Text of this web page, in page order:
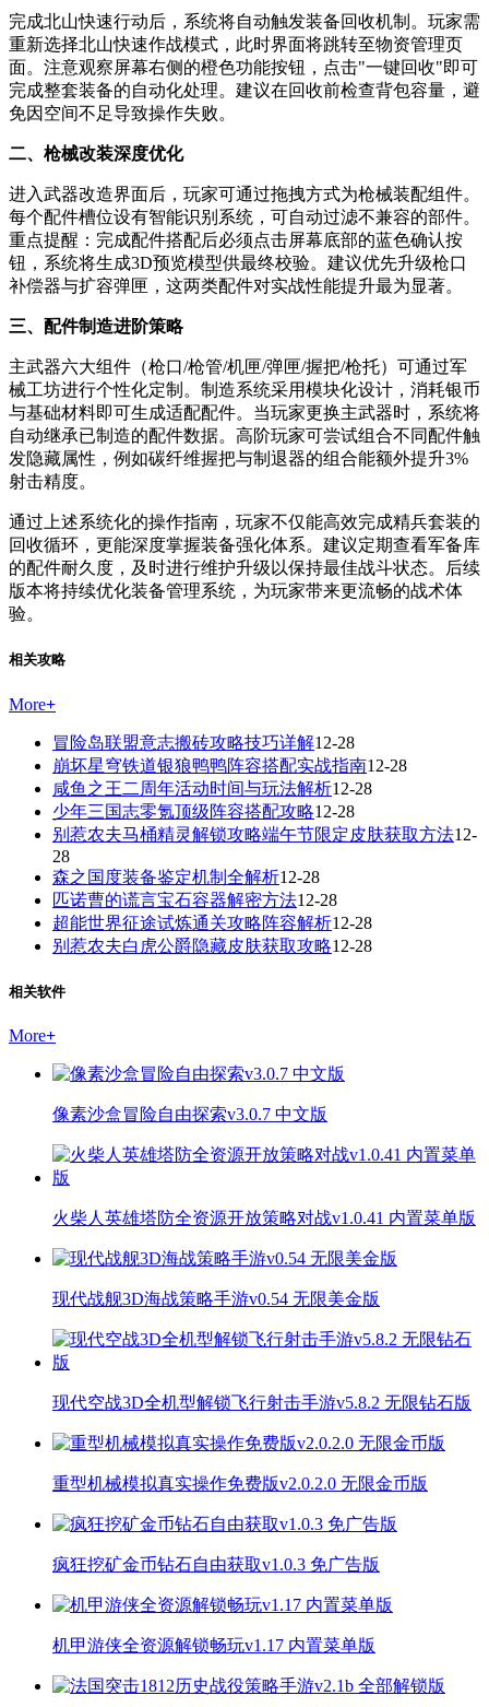
完成北山快速行动后，系统将自动触发装备回收机制。玩家需
重新选择北山快速作战模式，此时界面将跳转至物资管理页
面。注意观察屏幕右侧的橙色功能按钮，点击"一键回收"即可
完成整套装备的自动化处理。建议在回收前检查背包容量，避
免因空间不足导致操作失败。
二、枪械改装深度优化
进入武器改造界面后，玩家可通过拖拽方式为枪械装配组件。
每个配件槽位设有智能识别系统，可自动过滤不兼容的部件。
重点提醒：完成配件搭配后必须点击屏幕底部的蓝色确认按
钮，系统将生成3D预览模型供最终校验。建议优先升级枪口
补偿器与扩容弹匣，这两类配件对实战性能提升最为显著。
三、配件制造进阶策略
主武器六大组件（枪口/枪管/机匣/弹匣/握把/枪托）可通过军
械工坊进行个性化定制。制造系统采用模块化设计，消耗银币
与基础材料即可生成适配配件。当玩家更换主武器时，系统将
自动继承已制造的配件数据。高阶玩家可尝试组合不同配件触
发隐藏属性，例如碳纤维握把与制退器的组合能额外提升3%
射击精度。
通过上述系统化的操作指南，玩家不仅能高效完成精兵套装的
回收循环，更能深度掌握装备强化体系。建议定期查看军备库
的配件耐久度，及时进行维护升级以保持最佳战斗状态。后续
版本将持续优化装备管理系统，为玩家带来更流畅的战术体
验。
相关攻略
More+
冒险岛联盟意志搬砖攻略技巧详解12-28
崩坏星穹铁道银狼鸭鸭阵容搭配实战指南12-28
咸鱼之王二周年活动时间与玩法解析12-28
少年三国志零氪顶级阵容搭配攻略12-28
别惹农夫马桶精灵解锁攻略端午节限定皮肤获取方法12-
28
森之国度装备鉴定机制全解析12-28
匹诺曹的谎言宝石容器解密方法12-28
超能世界征途试炼通关攻略阵容解析12-28
别惹农夫白虎公爵隐藏皮肤获取攻略12-28
相关软件
More+
像素沙盒冒险自由探索v3.0.7 中文版
火柴人英雄塔防全资源开放策略对战v1.0.41 内置菜单版
现代战舰3D海战策略手游v0.54 无限美金版
现代空战3D全机型解锁飞行射击手游v5.8.2 无限钻石版
重型机械模拟真实操作免费版v2.0.2.0 无限金币版
疯狂挖矿金币钻石自由获取v1.0.3 免广告版
机甲游侠全资源解锁畅玩v1.17 内置菜单版